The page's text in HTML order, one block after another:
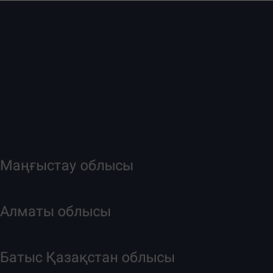
Маңғыстау облысы
Алматы облысы
Батыс Қазақстан облысы